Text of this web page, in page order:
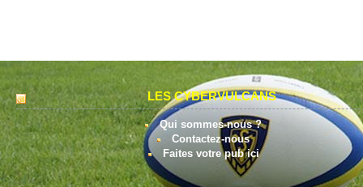
LES CYBERVULCANS
Qui sommes-nous ?
Contactez-nous
Faites votre pub ici